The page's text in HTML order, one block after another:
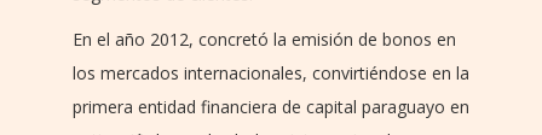
En el año 2012, concretó la emisión de bonos en
los mercados internacionales, convirtiéndose en la
primera entidad financiera de capital paraguayo en